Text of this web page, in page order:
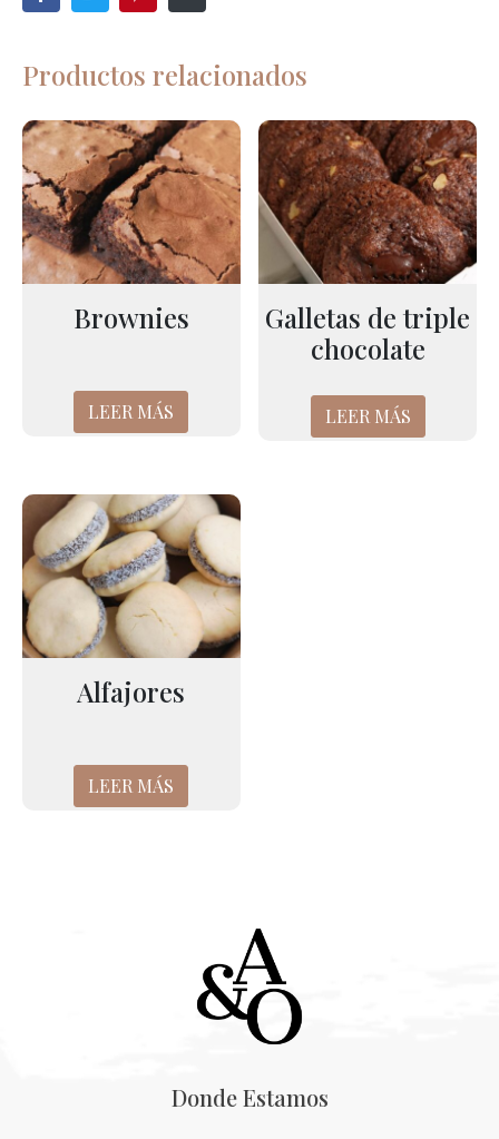
Productos relacionados
Brownies
LEER MÁS
Galletas de triple
chocolate
LEER MÁS
Alfajores
LEER MÁS
Donde Estamos